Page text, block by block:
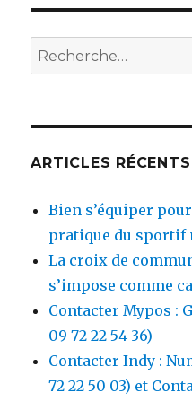
Recherche
pour :
ARTICLES RÉCENTS
Bien s’équiper
pratique du sportif
La croix de
s’impose comme
Contacter Mypos :
09 72 22 54 36)
Contacter Indy :
72 22 50 03) et